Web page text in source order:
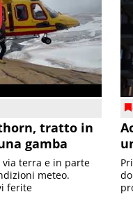
tratto in
gamba
terra e in parte
meteo.
ferite